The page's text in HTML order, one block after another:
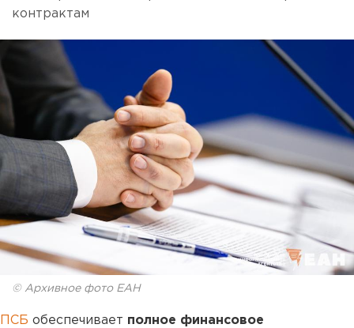
контрактам
© Архивное фото ЕАН
ПСБ обеспечивает полное финансовое